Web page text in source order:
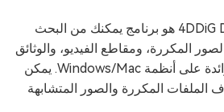
4DDiG Duplicate File Deleter هو برنامج يمكنك من البحث
المكررة، ومقاطع الفيديو، والوثائق
، وغيرها من الملفات الزائدة على أنظمة Windows/Mac. يمكن
الملفات المكررة والصور المتشابهة